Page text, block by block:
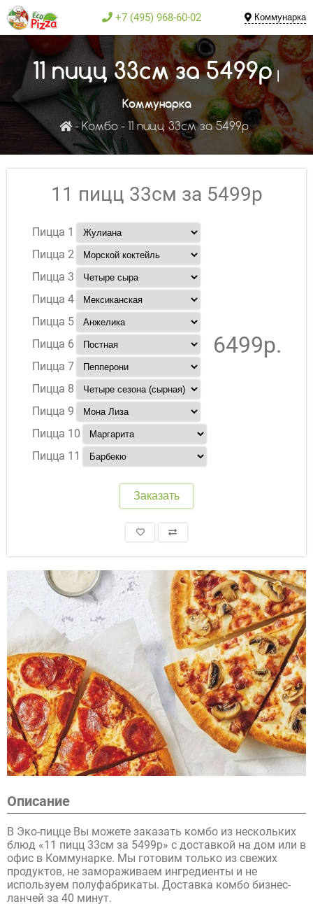
+7 (495) 968-60-02 Коммунарка
11 пицц 33см за 5499р|
Коммунарка
Комбо 11 пицц 33см за 5499р
11 пицц 33см за 5499р
Пицца 1
Пицца 2
Пицца 3
Пицца 4
Пицца 5
Пицца 6
Пицца 7
Пицца 8
Пицца 9
Пицца 10
Пицца 11
6499р.
Заказать
Описание
В Эко-пицце Вы можете заказать комбо из нескольких
блюд «11 пицц 33см за 5499р» с доставкой на дом или в
офис в Коммунарке. Мы готовим только из свежих
продуктов, не замораживаем ингредиенты и не
используем полуфабрикаты. Доставка комбо бизнес-
ланчей за 40 минут.